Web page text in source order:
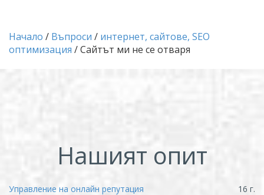
Начало / Въпроси / интернет, сайтове, SEO
оптимизация / Сайтът ми не се отваря
Нашият опит
Управление на онлайн репутация 16 г.